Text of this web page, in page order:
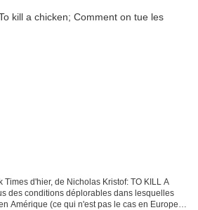
Times d'hier, de Nicholas Kristof: TO KILL A
des conditions déplorables dans lesquelles
Amérique (ce qui n'est pas le cas en Europe)